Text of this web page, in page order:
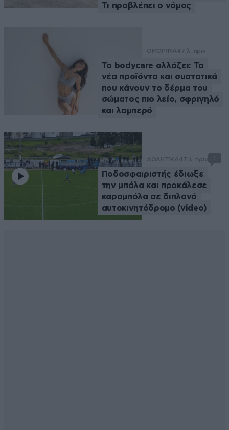
Τι προβλέπει ο νόμος
ΟΜΟΡΦΙΑ47 λ. πριν
Το bodycare αλλάζει: Τα
νέα προϊόντα και συστατικά
που κάνουν το δέρμα του
σώματος πιο λείο, σφριγηλό
και λαμπερό
ΑΘΛΗΤΙΚΑ47 λ. πριν 1
Ποδοσφαιριστής έδιωξε
την μπάλα και προκάλεσε
καραμπόλα σε διπλανό
αυτοκινητόδρομο (video)